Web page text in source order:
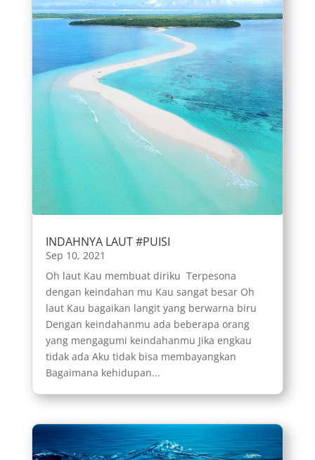
INDAHNYA LAUT #PUISI
Sep 10, 2021
Oh laut Kau membuat diriku Terpesona
dengan keindahan mu Kau sangat besar Oh
laut Kau bagaikan langit yang berwarna biru
Dengan keindahanmu ada beberapa orang
yang mengagumi keindahanmu Jika engkau
tidak ada Aku tidak bisa membayangkan
Bagaimana kehidupan...